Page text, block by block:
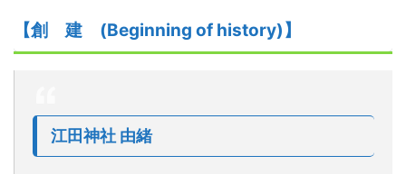
【創 建 (Beginning of history)】
江田神社 由緒